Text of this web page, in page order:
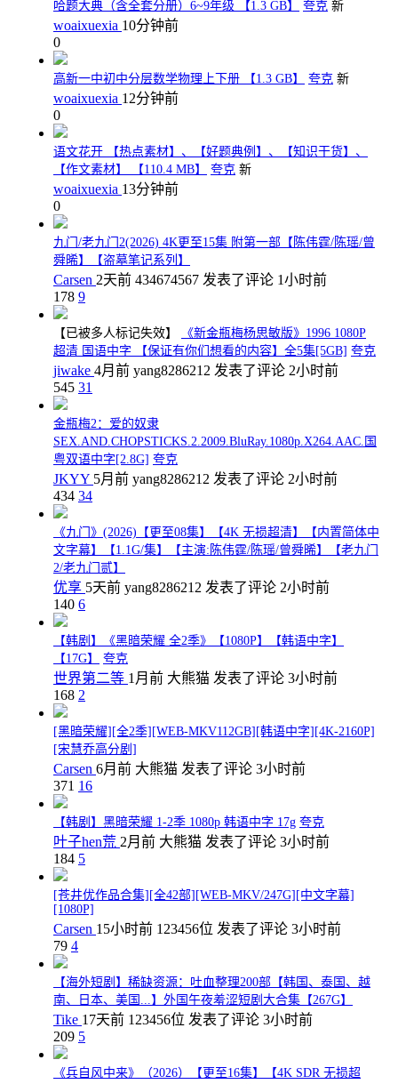
哈题大典（含全套分册）6~9年级 【1.3 GB】 夸克 新
woaixuexia 10分钟前
0
高新一中初中分层数学物理上下册 【1.3 GB】 夸克 新
woaixuexia 12分钟前
0
语文花开 【热点素材】、【好题典例】、【知识干货】、
【作文素材】 【110.4 MB】
夸克 新
woaixuexia 13分钟前
0
九门/老九门2(2026) 4K更至15集 附第一部【陈伟霆/陈瑶/曾
舜晞】【盗墓笔记系列】
Carsen 2天前 434674567 发表了评论 1小时前
178 9
【已被多人标记失效】
《新金瓶梅杨思敏版》1996 1080P
超清 国语中字 【保证有你们想看的内容】全5集[5GB] 夸克
jiwake 4月前 yang8286212 发表了评论 2小时前
545 31
金瓶梅2：爱的奴隶
SEX.AND.CHOPSTICKS.2.2009.BluRay.1080p.X264.AAC.国
粤双语中字[2.8G] 夸克
JKYY 5月前 yang8286212 发表了评论 2小时前
434 34
《九门》(2026)【更至08集】【4K 无损超清】【内置简体中
文字幕】【1.1G/集】【主演:陈伟霆/陈瑶/曾舜晞】【老九门
2/老九门贰】
优享 5天前 yang8286212 发表了评论 2小时前
140 6
【韩剧】《黑暗荣耀 全2季》【1080P】【韩语中字】
【17G】
夸克
世界第二等 1月前 大熊猫 发表了评论 3小时前
168 2
[黑暗荣耀][全2季][WEB-MKV112GB][韩语中字][4K-2160P]
[宋慧乔高分剧]
Carsen 6月前 大熊猫 发表了评论 3小时前
371 16
【韩剧】黑暗荣耀 1-2季 1080p 韩语中字 17g 夸克
叶子hen荒 2月前 大熊猫 发表了评论 3小时前
184 5
[苍井优作品合集][全42部][WEB-MKV/247G][中文字幕]
[1080P]
Carsen 15小时前 123456位 发表了评论 3小时前
79 4
【海外短剧】稀缺资源：吐血整理200部【韩国、泰国、越
南、日本、美国...】外国午夜羞涩短剧大合集【267G】
Tike 17天前 123456位 发表了评论 3小时前
209 5
《兵自风中来》（2026）【更至16集】【4K SDR 无损超